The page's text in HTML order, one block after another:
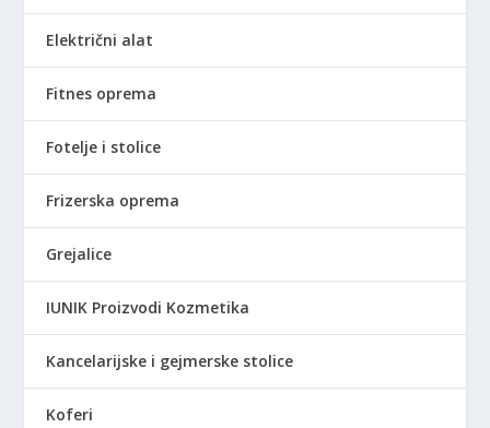
Električni alat
Fitnes oprema
Fotelje i stolice
Frizerska oprema
Grejalice
IUNIK Proizvodi Kozmetika
Kancelarijske i gejmerske stolice
Koferi